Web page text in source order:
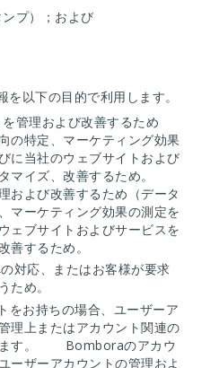
プ）；および
以下の目的で利用します。
管理および改善するため
の特定、マーケティング効果
に当社のウェブサイトおよび
マイズ、改善するため。
および改善するため（データ
マーケティング効果の測定を
ェブサイトおよびサービスを
善するため。
対応、またはお客様が要求
ため。
をお持ちの場合、ユーザーア
理上またはアカウント関連の
ます。 Bomboraのアカウ
ーザーアカウントの管理およ